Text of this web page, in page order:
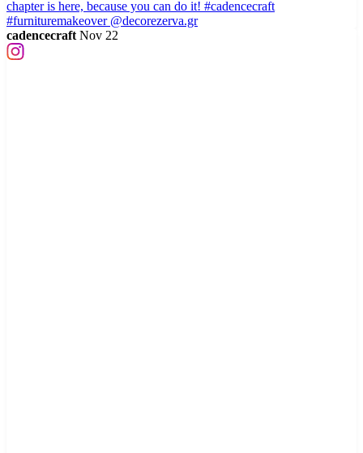
cadencecraft Nov 22